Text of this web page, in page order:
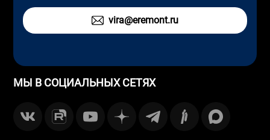
vira@eremont.ru
МЫ В СОЦИАЛЬНЫХ СЕТЯХ